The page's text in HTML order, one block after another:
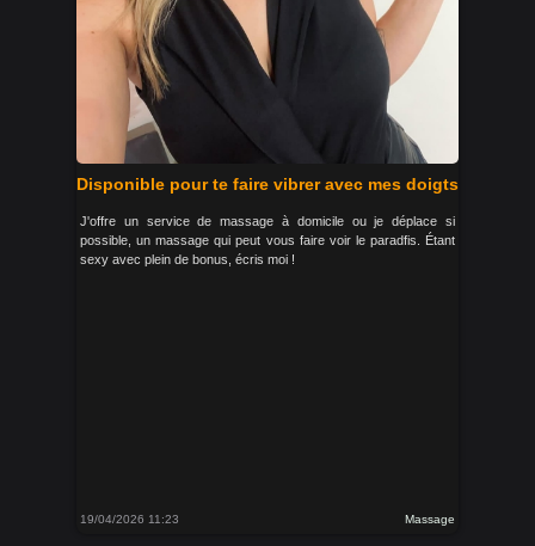
Disponible pour te faire vibrer avec mes doigts
J'offre un service de massage à domicile ou je déplace si
possible, un massage qui peut vous faire voir le paradfis. Étant
sexy avec plein de bonus, écris moi !
19/04/2026 11:23 Massage